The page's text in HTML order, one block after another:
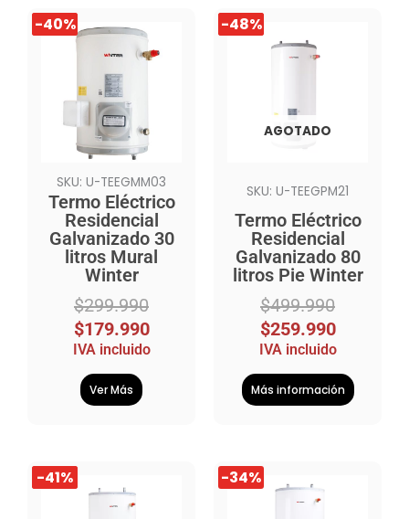
-40%
-40%
SKU: U-TEEGMM03
Termo Eléctrico
Residencial
Galvanizado 30
litros Mural
Winter
$299.990
El
precio
$299.990.
$179.990
El
precio
$179.990.
IVA incluido
Ver Más
-48%
-48%
AGOTADO
SKU: U-TEEGPM21
Termo Eléctrico
Residencial
Galvanizado 80
litros Pie Winter
$499.990
El
precio
$499.990.
$259.990
El
precio
$259.990.
IVA incluido
Más información
-41%
-41%
El
precio
El
precio
-34%
El
precio
El
precio